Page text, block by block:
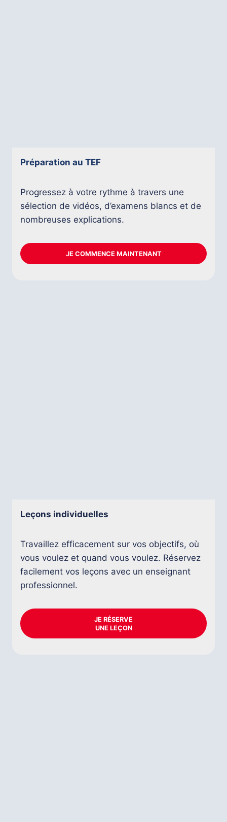
Préparation au TEF
Progressez à votre rythme à travers une
sélection de vidéos, d’examens blancs et de
nombreuses explications.
JE COMMENCE MAINTENANT
Leçons individuelles
Travaillez efficacement sur vos objectifs, où
vous voulez et quand vous voulez. Réservez
facilement vos leçons avec un enseignant
professionnel.
JE RÉSERVE
UNE LEÇON